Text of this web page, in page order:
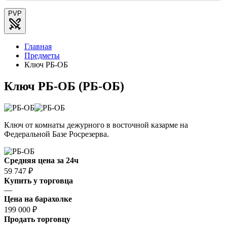
PVP
Главная
Предметы
Ключ РБ-ОБ
Ключ РБ-ОБ (РБ-ОБ)
Ключ от комнаты дежурного в восточной казарме на
Федеральной Базе Росрезерва.
Средняя цена за 24ч
59 747 ₽
Купить у торговца
—
Цена на барахолке
199 000 ₽
Продать торговцу